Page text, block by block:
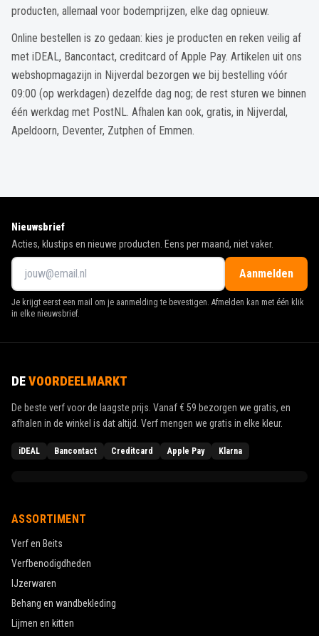
producten, allemaal voor bodemprijzen, elke dag opnieuw.
Online bestellen is zo gedaan: kies je producten en reken veilig af
met iDEAL, Bancontact, creditcard of Apple Pay. Artikelen uit ons
webshopmagazijn in Nijverdal bezorgen we bij bestelling vóór
09:00 (op werkdagen) dezelfde dag nog; de rest sturen we binnen
één werkdag met PostNL. Afhalen kan ook, gratis, in Nijverdal,
Apeldoorn, Deventer, Zutphen of Emmen.
Nieuwsbrief
Acties, klustips en nieuwe producten. Eens per maand, niet vaker.
Aanmelden
Je krijgt eerst een mail om je aanmelding te bevestigen. Afmelden kan met één klik
in elke nieuwsbrief.
DEVOORDEELMARKT
De beste verf voor de laagste prijs. Vanaf€ 59 bezorgen we gratis, en
afhalen in de winkel is dat altijd. Verf mengen we gratis in elke kleur.
iDEAL Bancontact Creditcard Apple Pay Klarna
ASSORTIMENT
Verf en Beits
Verfbenodigdheden
IJzerwaren
Behang en wandbekleding
Lijmen en kitten